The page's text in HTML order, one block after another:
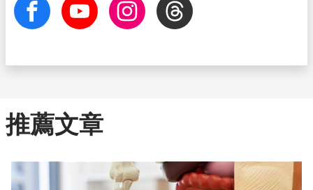
facebook Youtube InstagramThreads
推薦文章